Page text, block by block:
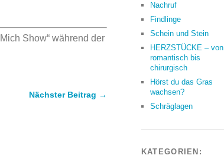
Show“ während der
Nächster Beitrag →
Nachruf
Findlinge
Schein und Stein
HERZSTÜCKE – von
romantisch bis
chirurgisch
Hörst du das Gras
wachsen?
Schräglagen
KATEGORIEN: